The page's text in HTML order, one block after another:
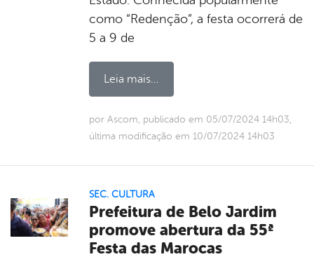
como “Redenção”, a festa ocorrerá de
5 a 9 de
Leia mais...
por Ascom, publicado em 05/07/2024 14h03,
última modificação em 10/07/2024 14h03
SEC. CULTURA
Prefeitura de Belo Jardim
promove abertura da 55ª
Festa das Marocas